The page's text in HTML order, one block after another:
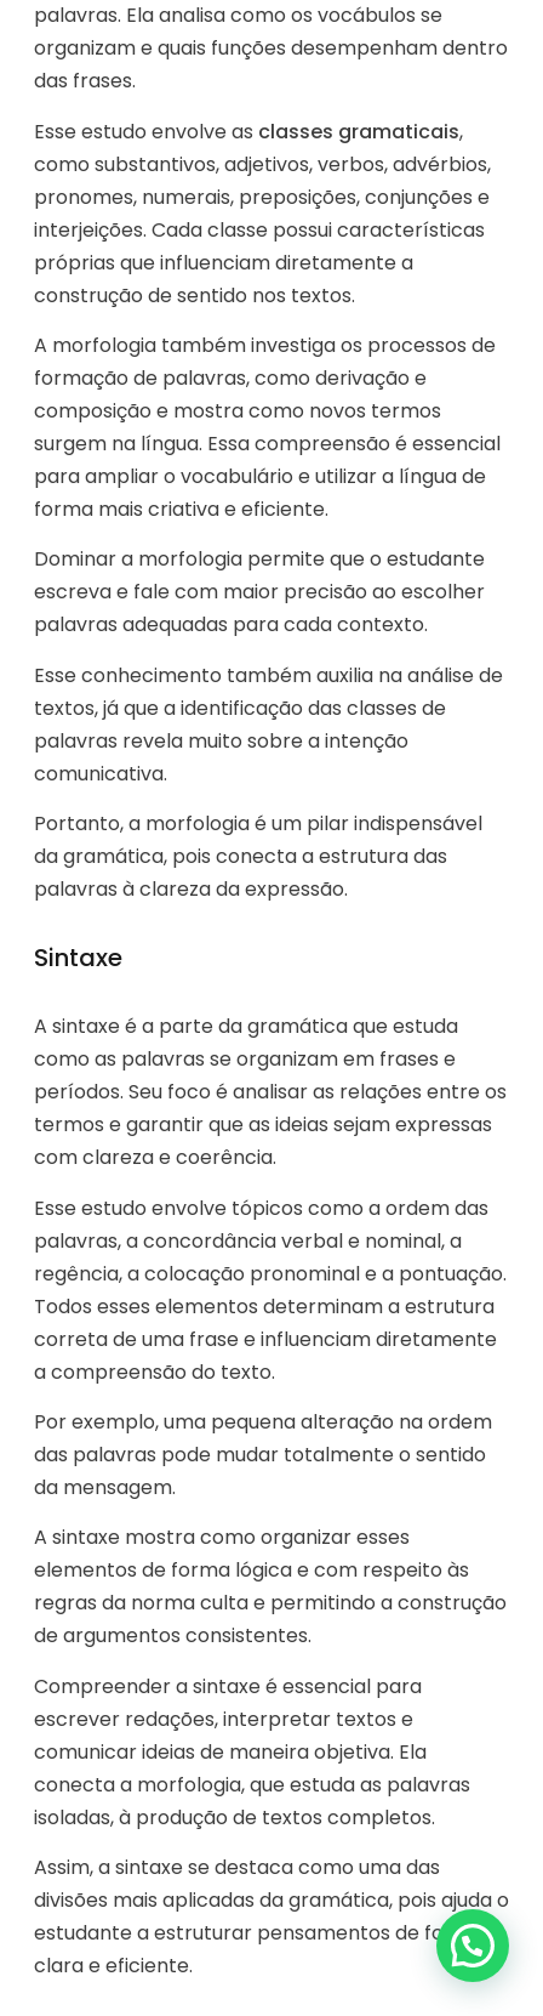
palavras. Ela analisa como os vocábulos se
organizam e quais funções desempenham dentro
das frases.
Esse estudo envolve as classes gramaticais,
como substantivos, adjetivos, verbos, advérbios,
pronomes, numerais, preposições, conjunções e
interjeições. Cada classe possui características
próprias que influenciam diretamente a
construção de sentido nos textos.
A morfologia também investiga os processos de
formação de palavras, como derivação e
composição e mostra como novos termos
surgem na língua. Essa compreensão é essencial
para ampliar o vocabulário e utilizar a língua de
forma mais criativa e eficiente.
Dominar a morfologia permite que o estudante
escreva e fale com maior precisão ao escolher
palavras adequadas para cada contexto.
Esse conhecimento também auxilia na análise de
textos, já que a identificação das classes de
palavras revela muito sobre a intenção
comunicativa.
Portanto, a morfologia é um pilar indispensável
da gramática, pois conecta a estrutura das
palavras à clareza da expressão.
Sintaxe
A sintaxe é a parte da gramática que estuda
como as palavras se organizam em frases e
períodos. Seu foco é analisar as relações entre os
termos e garantir que as ideias sejam expressas
com clareza e coerência.
Esse estudo envolve tópicos como a ordem das
palavras, a concordância verbal e nominal, a
regência, a colocação pronominal e a pontuação.
Todos esses elementos determinam a estrutura
correta de uma frase e influenciam diretamente
a compreensão do texto.
Por exemplo, uma pequena alteração na ordem
das palavras pode mudar totalmente o sentido
da mensagem.
A sintaxe mostra como organizar esses
elementos de forma lógica e com respeito às
regras da norma culta e permitindo a construção
de argumentos consistentes.
Compreender a sintaxe é essencial para
escrever redações, interpretar textos e
comunicar ideias de maneira objetiva. Ela
conecta a morfologia, que estuda as palavras
isoladas, à produção de textos completos.
Assim, a sintaxe se destaca como uma das
divisões mais aplicadas da gramática, pois ajuda o
estudante a estruturar pensamentos de forma
clara e eficiente.